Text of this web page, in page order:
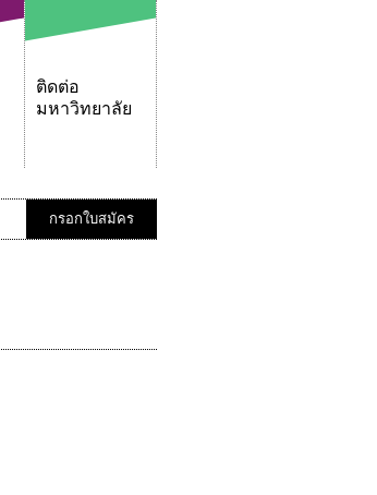
ติดต่อ
มหาวิทยาลัย
กรอกใบสมัคร